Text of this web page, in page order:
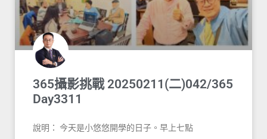
365攝影挑戰 20250211(二)042/365
Day3311
說明： 今天是小悠悠開學的日子。早上七點